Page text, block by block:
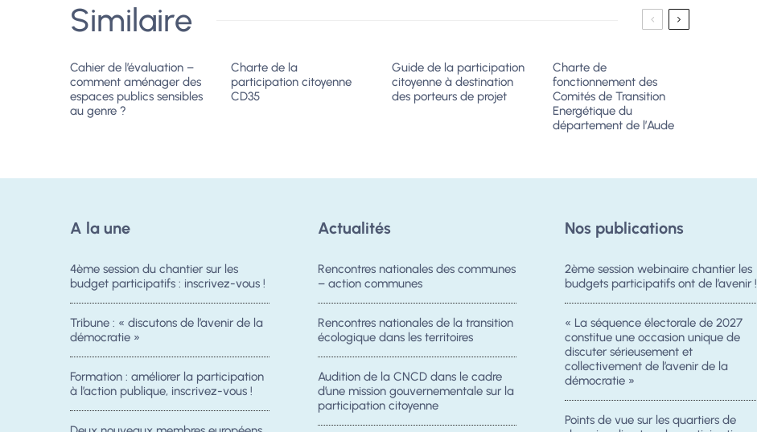
Similaire
Cahier de l’évaluation –
comment aménager des
espaces publics sensibles
au genre ?
Charte de la
participation citoyenne
CD35
Guide de la participation
citoyenne à destination
des porteurs de projet
Charte de
fonctionnement des
Comités de Transition
Energétique du
département de l’Aude
A la une
4ème session du chantier sur les
budget participatifs : inscrivez-vous !
Tribune : « discutons de l’avenir de la
démocratie »
Formation : améliorer la participation
à l’action publique, inscrivez-vous !
Actualités
Rencontres nationales des communes
– action communes
Rencontres nationales de la transition
écologique dans les territoires
Audition de la CNCD dans le cadre
d’une mission gouvernementale sur la
participation citoyenne
Nos publications
2ème session webinaire chantier les
budgets participatifs ont de l’avenir !
« La séquence électorale de 2027
constitue une occasion unique de
discuter sérieusement et
collectivement de l’avenir de la
démocratie »
Points de vue sur les quartiers de